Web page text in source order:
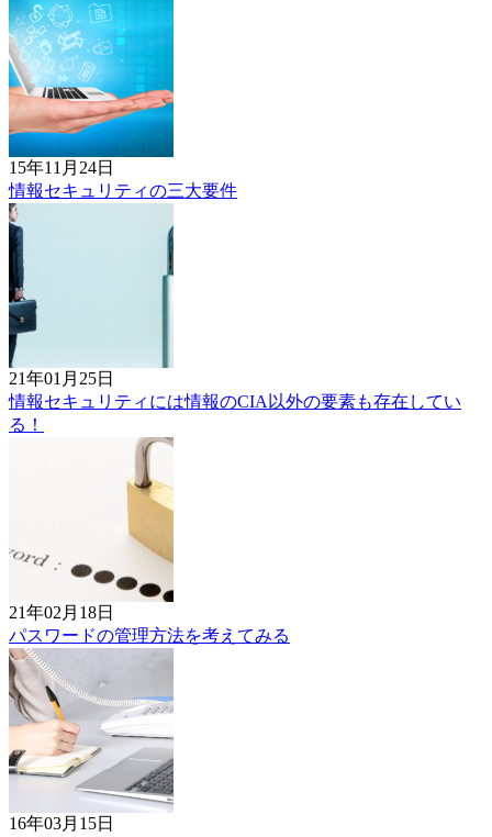
15年11月24日
情報セキュリティの三大要件
21年01月25日
情報セキュリティには情報のCIA以外の要素も存在してい
る！
21年02月18日
パスワードの管理方法を考えてみる
16年03月15日